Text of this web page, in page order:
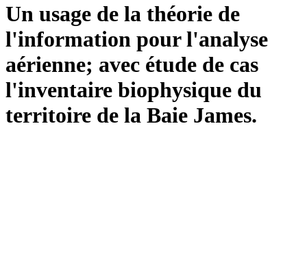
Recherche
uO
Comment
soumettre
votre
thèse
Comment
déposer
recherche
Un usage de la théorie de
l'information pour l'analyse
aérienne; avec étude de cas
l'inventaire biophysique du
territoire de la Baie James.